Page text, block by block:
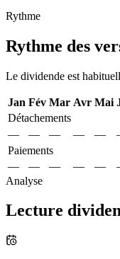
Rythme
Rythme des
Le dividende est
Jan Fév Mar Avr Mai
Détachements
—
— — — —
Paiements
—
— — — —
Analyse
Lecture